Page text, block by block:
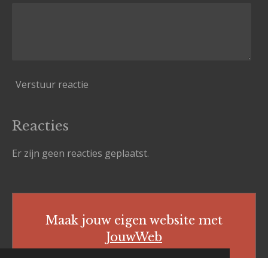
Verstuur reactie
Reacties
Er zijn geen reacties geplaatst.
Maak jouw eigen website met
JouwWeb